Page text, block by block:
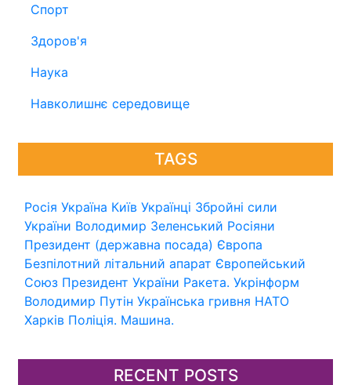
Спорт
Здоров'я
Наука
Навколишнє середовище
TAGS
Росія Україна Київ Українці Збройні сили
України Володимир Зеленський Росіяни
Президент (державна посада) Європа
Безпілотний літальний апарат Європейський
Союз Президент України Ракета. Укрінформ
Володимир Путін Українська гривня НАТО
Харків Поліція. Машина.
RECENT POSTS